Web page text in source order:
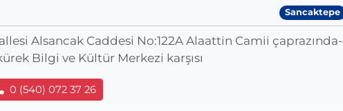
Sancaktepe
Alsancak Caddesi No:122A Alaattin Camii çaprazında-
Bilgi ve Kültür Merkezi karşısı
0 (540) 072 37 26